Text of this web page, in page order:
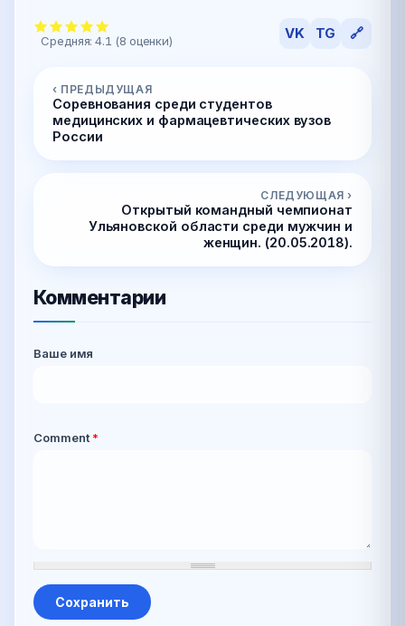
Средняя:4.1 (8 оценки) VK TG 🔗
‹ ПРЕДЫДУЩАЯ
Cоревнования среди студентов
медицинских и фармацевтических вузов
России
СЛЕДУЮЩАЯ ›
Открытый командный чемпионат
Ульяновской области среди мужчин и
женщин. (20.05.2018).
Комментарии
Ваше имя
Comment *